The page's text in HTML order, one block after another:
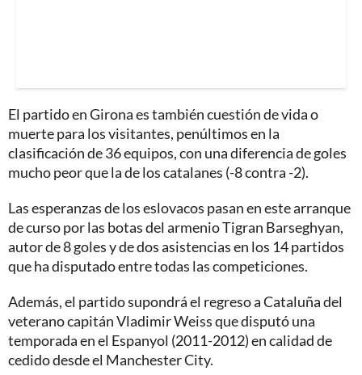
El partido en Girona es también cuestión de vida o
muerte para los visitantes, penúltimos en la
clasificación de 36 equipos, con una diferencia de goles
mucho peor que la de los catalanes (-8 contra -2).
Las esperanzas de los eslovacos pasan en este arranque
de curso por las botas del armenio Tigran Barseghyan,
autor de 8 goles y de dos asistencias en los 14 partidos
que ha disputado entre todas las competiciones.
Además, el partido supondrá el regreso a Cataluña del
veterano capitán Vladimir Weiss que disputó una
temporada en el Espanyol (2011-2012) en calidad de
cedido desde el Manchester City.